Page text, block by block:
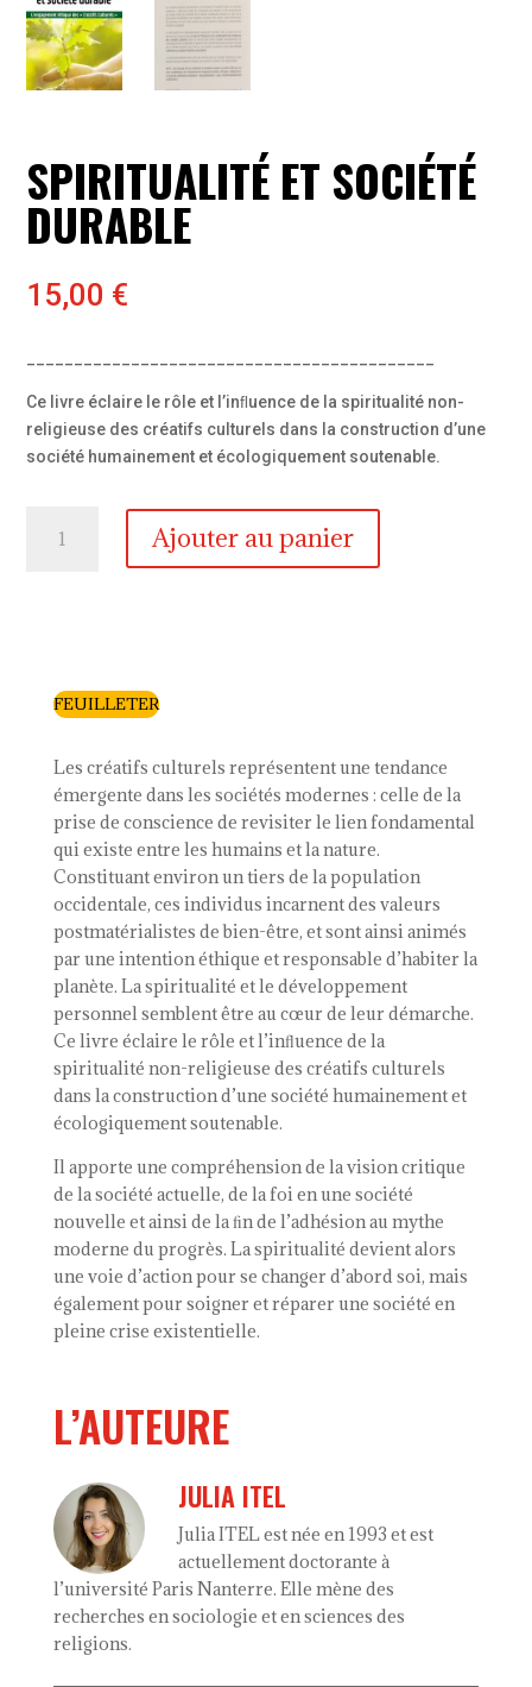
SPIRITUALITÉ ET SOCIÉTÉ
DURABLE
15,00 €
Ce livre éclaire le rôle et l’inﬂuence de la spiritualité non-
religieuse des créatifs culturels dans la construction d’une
société humainement et écologiquement soutenable.
Ajouter au panier
FEUILLETER
Les créatifs culturels représentent une tendance
émergente dans les sociétés modernes : celle de la
prise de conscience de revisiter le lien fondamental
qui existe entre les humains et la nature.
Constituant environ un tiers de la population
occidentale, ces individus incarnent des valeurs
postmatérialistes de bien-être, et sont ainsi animés
par une intention éthique et responsable d’habiter la
planète. La spiritualité et le développement
personnel semblent être au cœur de leur démarche.
Ce livre éclaire le rôle et l’inﬂuence de la
spiritualité non-religieuse des créatifs culturels
dans la construction d’une société humainement et
écologiquement soutenable.
Il apporte une compréhension de la vision critique
de la société actuelle, de la foi en une société
nouvelle et ainsi de la ﬁn de l’adhésion au mythe
moderne du progrès. La spiritualité devient alors
une voie d’action pour se changer d’abord soi, mais
également pour soigner et réparer une société en
pleine crise existentielle.
L’AUTEURE
JULIA ITEL
Julia ITEL est née en 1993 et est
actuellement doctorante à
l’université Paris Nanterre. Elle mène des
recherches en sociologie et en sciences des
religions.